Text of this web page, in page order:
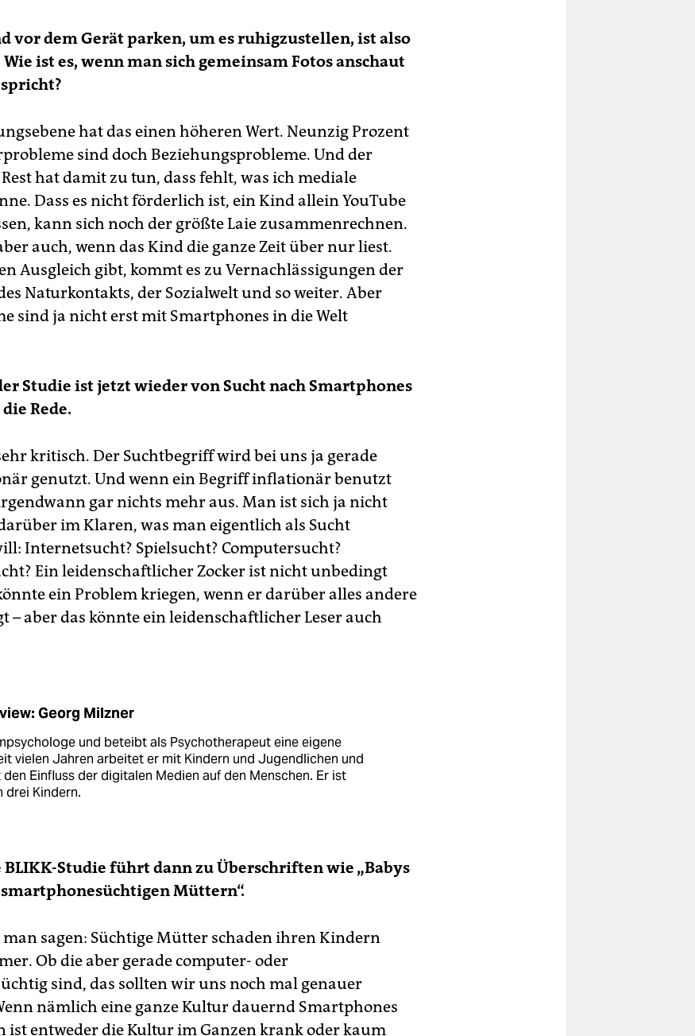
vor dem Gerät parken, um es ruhigzustellen, ist also
ist es, wenn man sich gemeinsam Fotos anschaut
hat das einen höheren Wert. Neunzig Prozent
sind doch Beziehungsprobleme. Und der
hat damit zu tun, dass fehlt, was ich mediale
Dass es nicht förderlich ist, ein Kind allein YouTube
kann sich noch der größte Laie zusammenrechnen.
auch, wenn das Kind die ganze Zeit über nur liest.
Ausgleich gibt, kommt es zu Vernachlässigungen der
Naturkontakts, der Sozialwelt und so weiter. Aber
sind ja nicht erst mit Smart­phones in die Welt
Studie ist jetzt wieder von Sucht nach Smartphones
Rede.
kritisch. Der Suchtbegriff wird bei uns ja gerade
genutzt. Und wenn ein Begriff inflationär benutzt
gar nichts mehr aus. Man ist sich ja nicht
im Klaren, was man eigentlich als Sucht
Internetsucht? Spielsucht? Computersucht?
Ein leidenschaftlicher Zocker ist nicht unbedingt
ein Problem kriegen, wenn er darüber alles andere
– aber das könnte ein leidenschaftlicher Leser auch
Georg Milzner
und beteibt als Psychotherapeut eine eigene
vielen Jahren arbeitet er mit Kindern und Jugendlichen und
Einfluss der digitalen Medien auf den Menschen. Er ist
drei ­Kindern.
BLIKK-Studie führt dann zu Überschriften wie „Babys
Müttern“.
sagen: Süchtige Mütter schaden ihren Kindern
Ob die aber gerade computer- oder
sind, das sollten wir uns noch mal genauer
nämlich eine ganze Kultur dauernd Smartphones
ist entweder die Kultur im Ganzen krank oder kaum